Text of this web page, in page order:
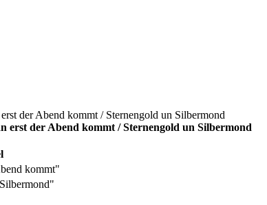
erst der Abend kommt / Sternengold un Silbermond
kommt"